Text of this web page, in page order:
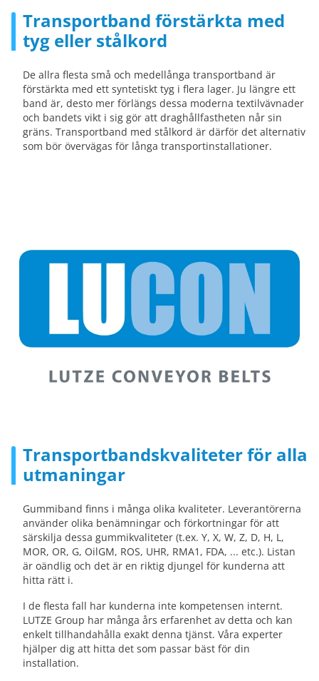
Transportband förstärkta med
tyg eller stålkord
De allra flesta små och medellånga transportband är
förstärkta med ett syntetiskt tyg i flera lager. Ju längre ett
band är, desto mer förlängs dessa moderna textilvävnader
och bandets vikt i sig gör att draghållfastheten når sin
gräns. Transportband med stålkord är därför det alternativ
som bör övervägas för långa transportinstallationer.
Transportbandskvaliteter för alla
utmaningar
Gummiband finns i många olika kvaliteter. Leverantörerna
använder olika benämningar och förkortningar för att
särskilja dessa gummikvaliteter (t.ex. Y, X, W, Z, D, H, L,
MOR, OR, G, OilGM, ROS, UHR, RMA1, FDA, ... etc.). Listan
är oändlig och det är en riktig djungel för kunderna att
hitta rätt i.
I de flesta fall har kunderna inte kompetensen internt.
LUTZE Group har många års erfarenhet av detta och kan
enkelt tillhandahålla exakt denna tjänst. Våra experter
hjälper dig att hitta det som passar bäst för din
installation.